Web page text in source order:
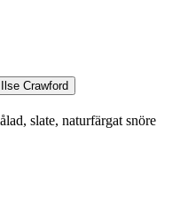
Crawford
slate, naturfärgat snöre